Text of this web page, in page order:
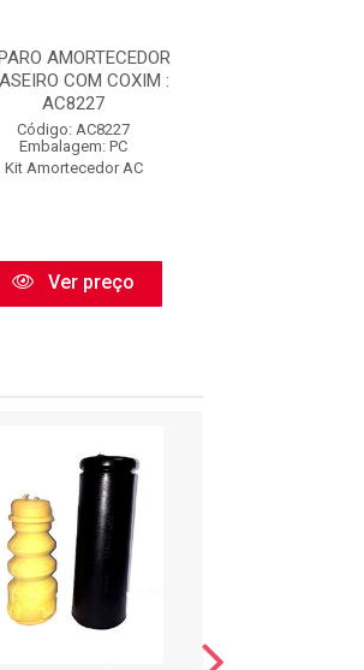
AMORTECEDOR
COM COXIM :
AC8227
Código: AC8227
Embalagem: PC
Kit Amortecedor AC
Ver preço